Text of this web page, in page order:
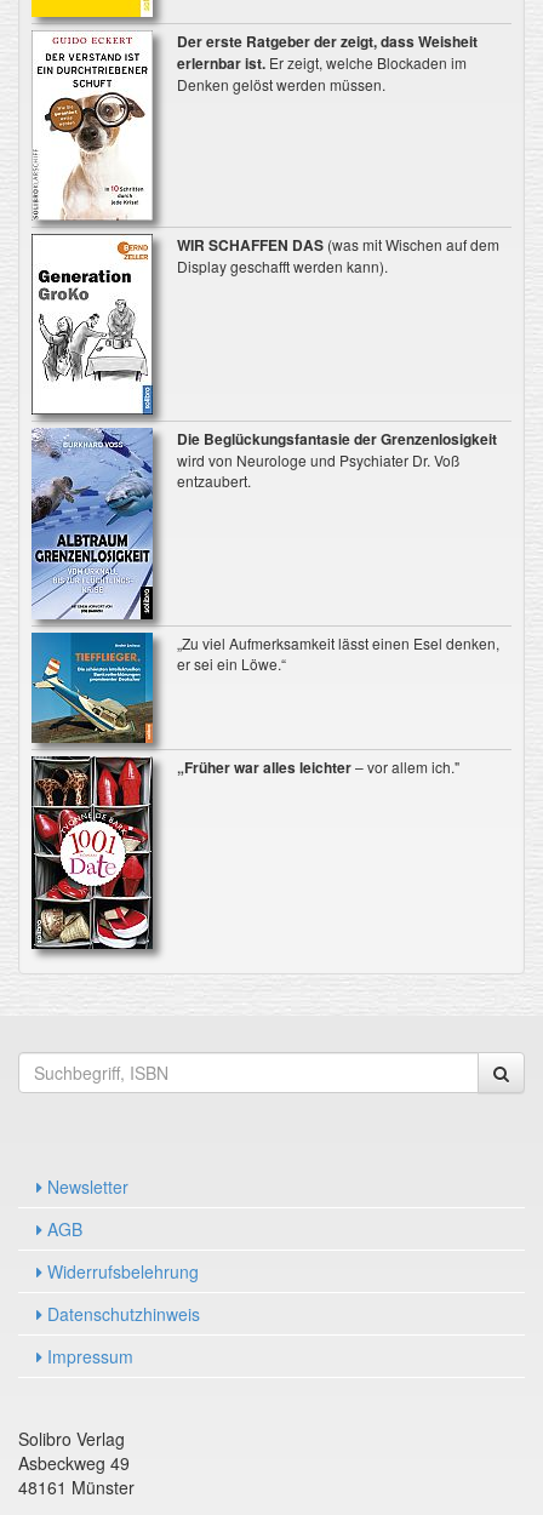
Der erste Ratgeber der zeigt, dass Weisheit
erlernbar ist.Er zeigt, welche Blockaden im
Denken gelöst werden müssen.
WIR SCHAFFEN DAS(was mit Wischen auf dem
Display geschafft werden kann).
Die Beglückungsfantasie der Grenzenlosigkeit
wird von Neurologe und Psychiater Dr. Voß
entzaubert.
„Zu viel Aufmerksamkeit lässt einen Esel denken,
er sei ein Löwe.“
„Früher war alles leichter– vor allem ich."
Newsletter
AGB
Widerrufsbelehrung
Datenschutzhinweis
Impressum
Solibro Verlag
Asbeckweg 49
48161 Münster